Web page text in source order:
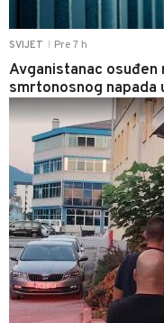
SVIJET Pre 7 h
Avganistanac
smrtonosnog napada